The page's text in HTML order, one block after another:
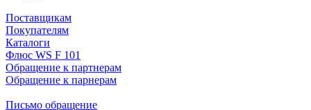
Поставщикам
Покупателям
Каталоги
Флюс WS F 101
Обращение к партнерам
Обращение к парнерам
Письмо обращение